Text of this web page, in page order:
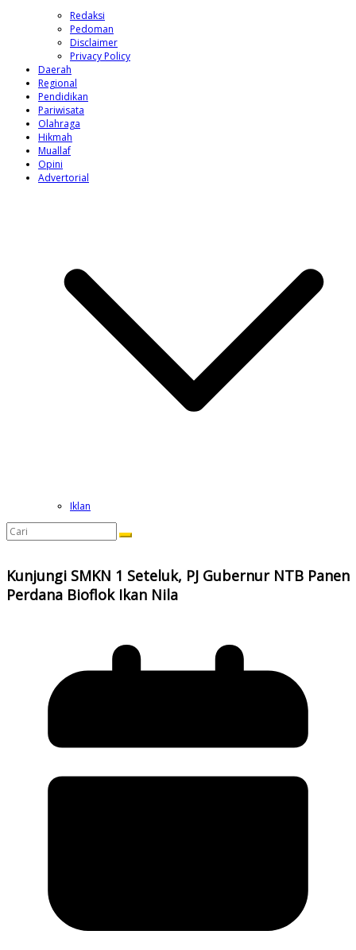
Redaksi
Pedoman
Disclaimer
Privacy Policy
Daerah
Regional
Pendidikan
Pariwisata
Olahraga
Hikmah
Muallaf
Opini
Advertorial
Iklan
Kunjungi SMKN 1 Seteluk, PJ Gubernur NTB Panen
Perdana Bioflok Ikan Nila